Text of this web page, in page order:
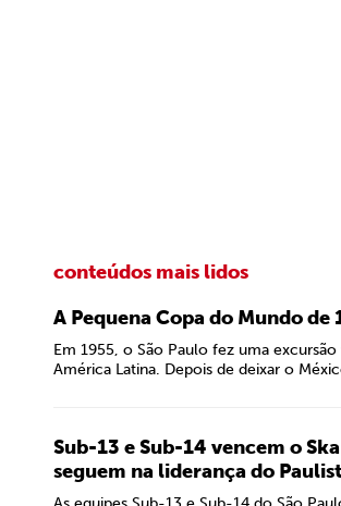
conteúdos mais lidos
A Pequena Copa do Mundo de
Em 1955, o São Paulo fez uma
América Latina. Depois de deixar o
Sub-13 e Sub-14 vencem o
seguem na liderança do